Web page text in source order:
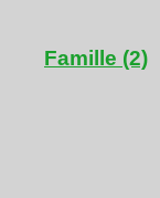
Famille (2)